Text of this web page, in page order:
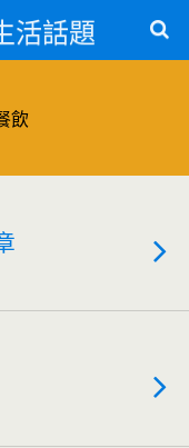
活話題
飲